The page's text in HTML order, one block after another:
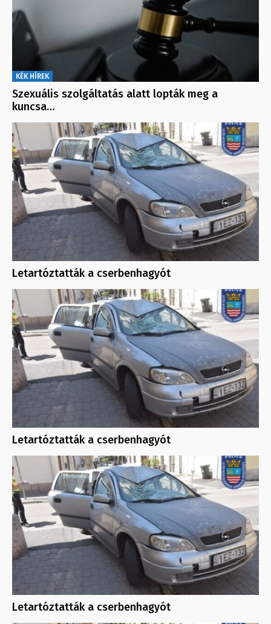
KÉK HÍREK
Szexuális szolgáltatás alatt lopták meg a
kuncsa…
Letartóztatták a cserbenhagyót
Letartóztatták a cserbenhagyót
Letartóztatták a cserbenhagyót